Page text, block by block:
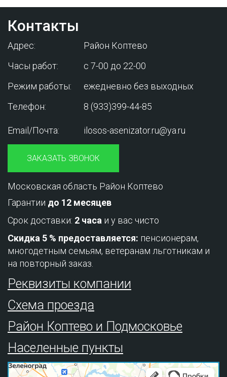
Контакты
Адрес:
Район Коптево
Часы работ:
с 7-00 до 22-00
Режим работы:
ежедневно без выходных
Телефон:
8 (933)399-44-85
Email/Почта: ilosos-asenizator.ru@ya.ru
ЗАКАЗАТЬ ЗВОНОК
Московская область Район Коптево
Гарантии до 12 месяцев
Срок доставки: 2 часа и у вас чисто
Скидка 5 % предоставляется: пенсионерам,
многодетным семьям, ветеранам льготникам и
на повторный заказ.
Реквизиты компании
Схема проезда
Район Коптево и Подмосковье
Населенные пункты